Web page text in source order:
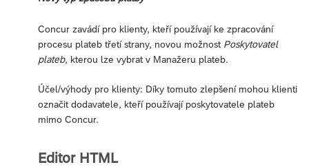
Concur zavádí pro klienty, kteří používají ke zpracování
procesu plateb třetí strany, novou možnost Poskytovatel
plateb, kterou lze vybrat v Manažeru plateb.
Účel/výhody pro klienty: Díky tomuto zlepšení mohou klienti
označit dodavatele, kteří používají poskytovatele plateb
mimo Concur.
Editor HTML